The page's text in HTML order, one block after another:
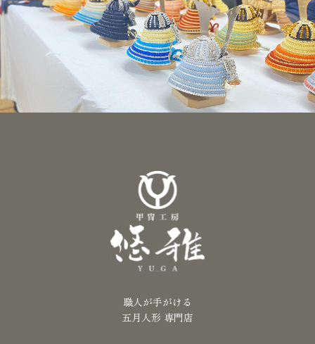
職人が手がける
五月人形 専門店